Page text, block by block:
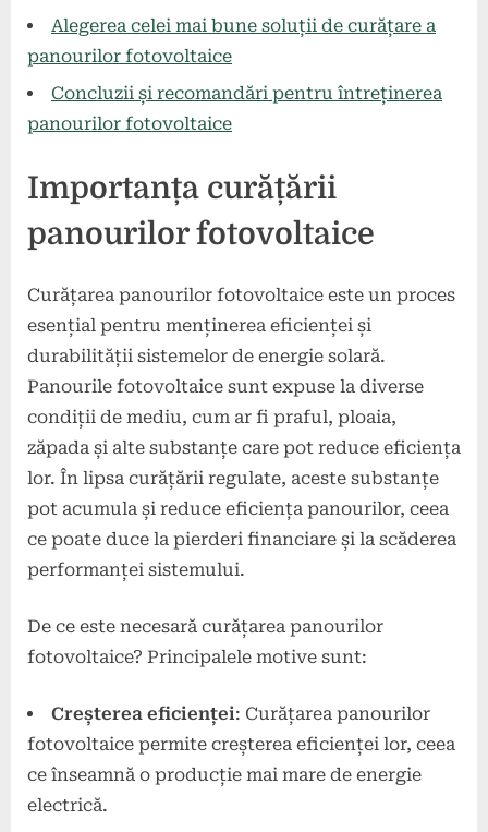
Alegerea celei mai bune soluții de curățare a
panourilor fotovoltaice
Concluzii și recomandări pentru întreținerea
panourilor fotovoltaice
Importanța curățării
panourilor fotovoltaice
Curățarea panourilor fotovoltaice este un proces
esențial pentru menținerea eficienței și
durabilității sistemelor de energie solară.
Panourile fotovoltaice sunt expuse la diverse
condiții de mediu, cum ar fi praful, ploaia,
zăpada și alte substanțe care pot reduce eficiența
lor. În lipsa curățării regulate, aceste substanțe
pot acumula și reduce eficiența panourilor, ceea
ce poate duce la pierderi financiare și la scăderea
performanței sistemului.
De ce este necesară curățarea panourilor
fotovoltaice? Principalele motive sunt:
Creșterea eficienței: Curățarea panourilor
fotovoltaice permite creșterea eficienței lor, ceea
ce înseamnă o producție mai mare de energie
electrică.